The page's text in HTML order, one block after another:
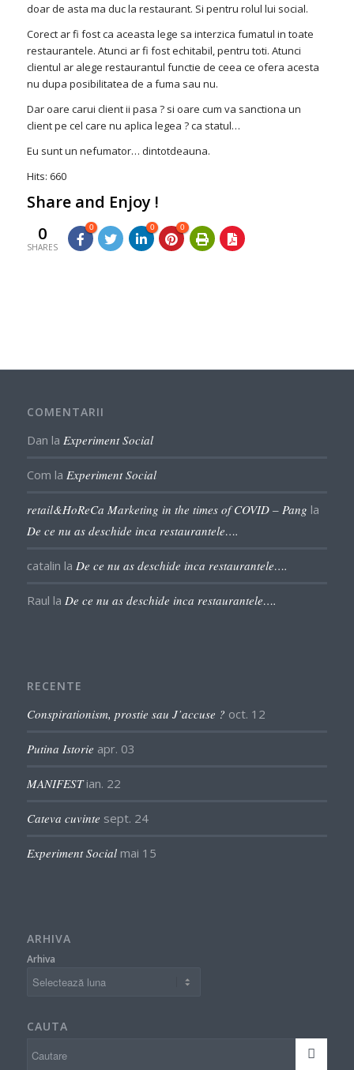
doar de asta ma duc la restaurant. Si pentru rolul lui social.
Corect ar fi fost ca aceasta lege sa interzica fumatul in toate
restaurantele. Atunci ar fi fost echitabil, pentru toti. Atunci
clientul ar alege restaurantul functie de ceea ce ofera acesta
nu dupa posibilitatea de a fuma sau nu.
Dar oare carui client ii pasa ? si oare cum va sanctiona un
client pe cel care nu aplica legea ? ca statul…
Eu sunt un nefumator… dintotdeauna.
Hits: 660
Share and Enjoy !
0
SHARES
0 0 0
COMENTARII
Dan la Experiment Social
Com la Experiment Social
retail&HoReCa Marketing in the times of COVID – Pang la
De ce nu as deschide inca restaurantele….
catalin la De ce nu as deschide inca restaurantele….
Raul la De ce nu as deschide inca restaurantele….
RECENTE
Conspirationism, prostie sau J’accuse ? oct. 12
Putina Istorie apr. 03
MANIFEST ian. 22
Cateva cuvinte sept. 24
Experiment Social mai 15
ARHIVA
Arhiva
CAUTA